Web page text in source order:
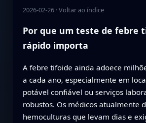
2026-02-26·Voltar ao índice
Por que um teste de febre
rápido importa
A febre tifoide ainda adoece
a cada ano, especialmente em
potável confiável ou serviços
robustos. Os médicos atualmente
hemoculturas que levam dias e